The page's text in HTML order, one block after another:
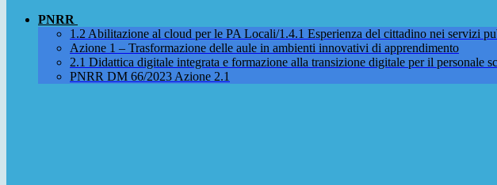
PNRR
1.2 Abilitazione al cloud per le PA Locali/1.4.1 Esperienza del cittadino nei servizi
Azione 1 – Trasformazione delle aule in ambienti innovativi di apprendimento
2.1 Didattica digitale integrata e formazione alla transizione digitale per il personale
PNRR DM 66/2023 Azione 2.1